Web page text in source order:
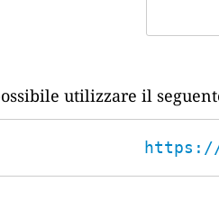
utilizzare il
https://